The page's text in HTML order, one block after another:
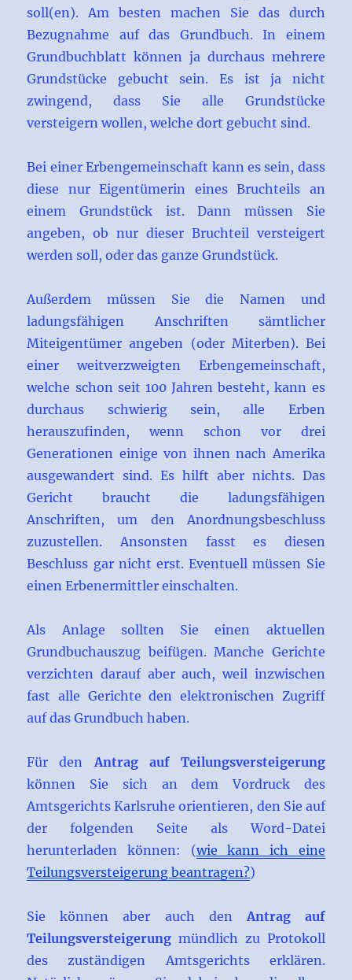
soll(en). Am besten machen Sie das durch
Bezugnahme auf das Grundbuch. In einem
Grundbuchblatt können ja durchaus mehrere
Grundstücke gebucht sein. Es ist ja nicht
zwingend, dass Sie alle Grundstücke
versteigern wollen, welche dort gebucht sind.
Bei einer Erbengemeinschaft kann es sein, dass
diese nur Eigentümerin eines Bruchteils an
einem Grundstück ist. Dann müssen Sie
angeben, ob nur dieser Bruchteil versteigert
werden soll, oder das ganze Grundstück.
Außerdem müssen Sie die Namen und
ladungsfähigen Anschriften sämtlicher
Miteigentümer angeben (oder Miterben). Bei
einer weitverzweigten Erbengemeinschaft,
welche schon seit 100 Jahren besteht, kann es
durchaus schwierig sein, alle Erben
herauszufinden, wenn schon vor drei
Generationen einige von ihnen nach Amerika
ausgewandert sind. Es hilft aber nichts. Das
Gericht braucht die ladungsfähigen
Anschriften, um den Anordnungsbeschluss
zuzustellen. Ansonsten fasst es diesen
Beschluss gar nicht erst. Eventuell müssen Sie
einen Erbenermittler einschalten.
Als Anlage sollten Sie einen aktuellen
Grundbuchauszug beifügen. Manche Gerichte
verzichten darauf aber auch, weil inzwischen
fast alle Gerichte den elektronischen Zugriff
auf das Grundbuch haben.
Für denAntrag auf Teilungsversteigerung
können Sie sich an dem Vordruck des
Amtsgerichts Karlsruhe orientieren, den Sie auf
der folgenden Seite als Word-Datei
herunterladen können: (wie kann ich eine
Teilungsversteigerung beantragen?)
Sie können aber auch denAntrag auf
Teilungsversteigerung mündlich zu Protokoll
des zuständigen Amtsgerichts erklären.